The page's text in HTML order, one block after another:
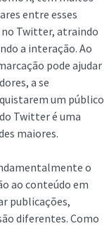
entre esses
no Twitter, atraindo
a interação. Ao
pode ajudar
a se
um público
Twitter é uma
maiores.
o
ao conteúdo em
publicações,
diferentes. Como